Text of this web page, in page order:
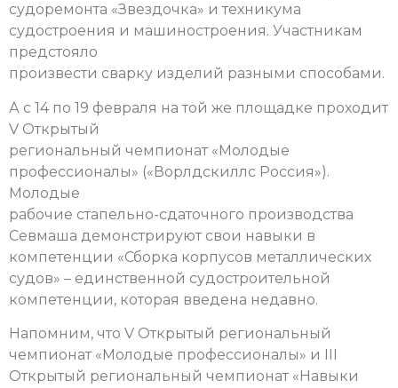
судоремонта «Звездочка» и техникума
судостроения и машиностроения. Участникам
предстояло
произвести сварку изделий разными способами.
А с 14 по 19 февраля на той же площадке проходит
V Открытый
региональный чемпионат «Молодые
профессионалы» («Ворлдскиллс Россия»).
Молодые
рабочие стапельно-сдаточного производства
Севмаша демонстрируют свои навыки в
компетенции «Сборка корпусов металлических
судов» – единственной судостроительной
компетенции, которая введена недавно.
Напомним, что V Открытый региональный
чемпионат «Молодые профессионалы» и III
Открытый региональный чемпионат «Навыки